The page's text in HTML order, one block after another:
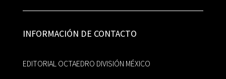
INFORMACIÓN DE CONTACTO
EDITORIAL OCTAEDRO DIVISIÓN MÉXICO